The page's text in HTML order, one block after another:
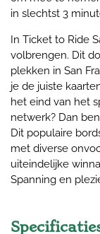
in slechtst 3
In Ticket to Ride
volbrengen. Dit
plekken in San
je de juiste
het eind van het
netwerk? Dan
Dit populaire
met diverse
uiteindelijke
Spanning en